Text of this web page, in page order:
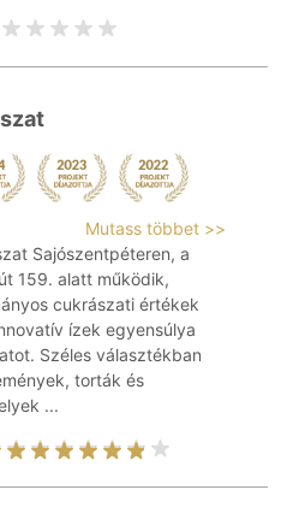
Mutass többet >>
Sajószentpéteren, a
159. alatt működik,
cukrászati értékek
ízek egyensúlya
Széles választékban
torták és
...